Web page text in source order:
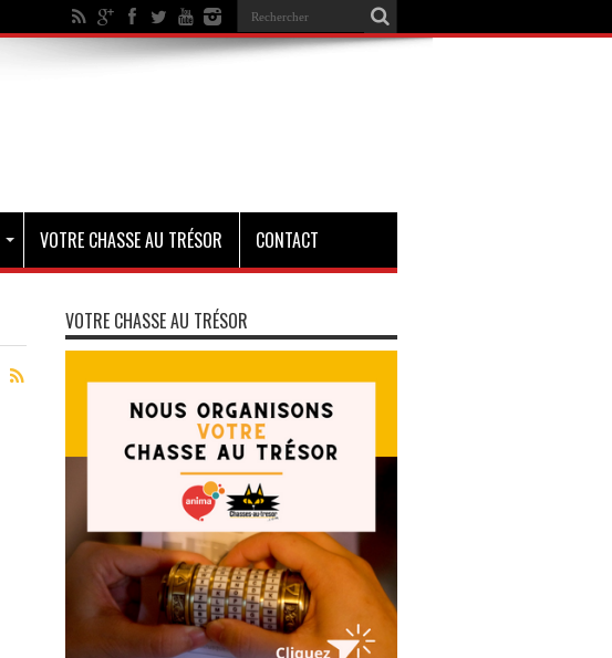
VOTRE CHASSE AU TRÉSOR CONTACT
VOTRE CHASSE AU TRÉSOR